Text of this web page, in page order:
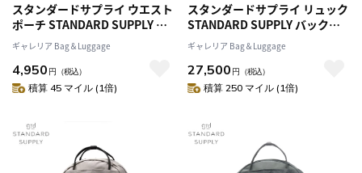
スタンダードサプライ ウエスト
ポーチ STANDARD SUPPLY ウ
エストバッグ SIMPLICITY
WAIST BAG ポーチ 斜めがけバ
ッグ ショルダー 斜めがけ 小さ
め ミニ 軽量 シンプル 日本製 ブ
ギャレリア Bag＆Luggage
4,950 円 （税込）
積算 45 マイル (1倍)
スタンダードサプライ リュック
STANDARD SUPPLY バックパ
ック SIMPLICITY WALLAROO
リュックサック 軽量 通学 大き
め バッグ A4 通勤 シンプル 日本
製 ブランド メンズ レディース
ギャレリア Bag＆Luggage
27,500 円 （税込）
積算 250 マイル (1倍)